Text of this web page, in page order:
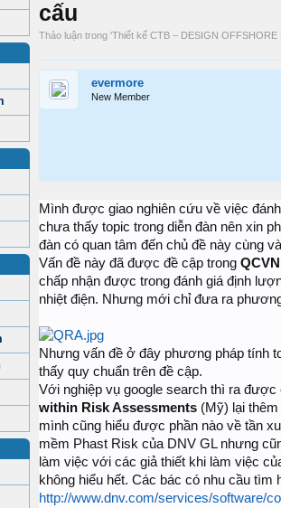
cấu
Thảo luận trong 'Thiết kế CTB – DESIGN OFFSHORE
evermore
New Member
Mình được giao nghiên cứu về việc
chưa thấy topic trong diễn đàn nên xin
đàn có quan tâm đến chủ đề này cùng
Vấn đề này đã được đề cập trong
chấp nhận được trong đánh giá định
nhiệt điện. Nhưng mới chỉ đưa ra
Nhưng vấn đề ở đây phương pháp tính
thấy quy chuẩn trên đề cập.
Với nghiệp vụ google search thì ra
within Risk Assessments (Mỹ) lại
mình cũng hiểu được phần nào về tần
mềm Phast Risk của DNV GL nhưng
làm việc với các giả thiết khi làm việc
không hiểu hết. Các bác có nhu cầu tìm
http://www.dnv.com/services/software/